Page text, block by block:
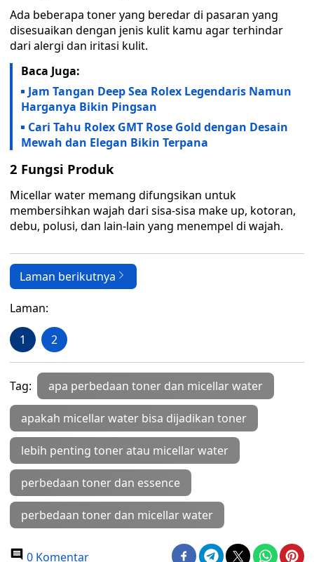
Ada beberapa toner yang beredar di pasaran yang
disesuaikan dengan jenis kulit kamu agar terhindar
dari alergi dan iritasi kulit.
Baca Juga:
Jam Tangan Deep Sea Rolex Legendaris Namun
Harganya Bikin Pingsan
Cari Tahu Rolex GMT Rose Gold dengan Desain
Mewah dan Elegan Bikin Terpana
2 Fungsi Produk
Micellar water memang difungsikan untuk
membersihkan wajah dari sisa-sisa make up, kotoran,
debu, polusi, dan lain-lain yang menempel di wajah.
Laman berikutnya
Laman:
1 2
Tag: apa perbedaan toner dan micellar water
apakah micellar water bisa dijadikan toner
lebih penting toner atau micellar water
perbedaan toner dan essence
perbedaan toner dan micellar water
0 Komentar